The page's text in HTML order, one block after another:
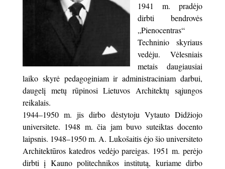
1941 m. pradėjo
dirbti bendrovės
„Pienocentras“
Techninio skyriaus
vedėju. Vėlesniais
metais daugiausiai
laiko skyrė pedagoginiam ir administraciniam darbui,
daugelį metų rūpinosi Lietuvos Architektų sąjungos
reikalais.
1944–1950 m. jis dirbo dėstytoju Vytauto Didžiojo
universitete. 1948 m. čia jam buvo suteiktas docento
laipsnis. 1948–1950 m. A. Lukošaitis ėjo šio universiteto
Architektūros katedros vedėjo pareigas. 1951 m. perėjo
dirbti į Kauno politechnikos institutą, kuriame dirbo